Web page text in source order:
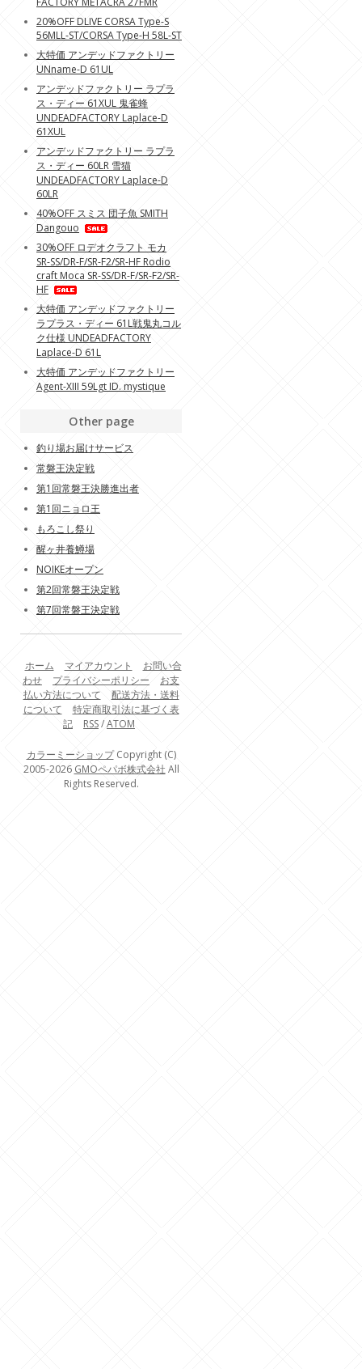
20%OFF DLIVE CORSA Type-S
56MLL-ST/CORSA Type-H 58L-ST
大特価 アンデッドファクトリー
UNname-D 61UL
アンデッドファクトリー ラプラ
ス・ディー 61XUL 鬼雀蜂
UNDEADFACTORY Laplace-D
61XUL
アンデッドファクトリー ラプラ
ス・ディー 60LR 雪猫
UNDEADFACTORY Laplace-D
60LR
40%OFF スミス 団子魚 SMITH
Dangouo
30%OFF ロデオクラフト モカ
SR-SS/DR-F/SR-F2/SR-HF Rodio
craft Moca SR-SS/DR-F/SR-F2/SR-
HF
大特価 アンデッドファクトリー
ラプラス・ディー 61L戦鬼丸コル
ク仕様 UNDEADFACTORY
Laplace-D 61L
大特価 アンデッドファクトリー
Agent-XIII 59Lgt ID. mystique
Other page
釣り場お届けサービス
常磐王決定戦
第1回常磐王決勝進出者
第1回ニョロ王
もろこし祭り
醒ヶ井養鱒場
NOIKEオープン
第2回常磐王決定戦
第7回常磐王決定戦
ホーム マイアカウント
お問い合
わせ
プライバシーポリシー
お支
払い方法について
配送方法・送料
について
特定商取引法に基づく表
記
RSS/ATOM
カラーミーショップCopyright (C)
2005-2026 GMOペパボ株式会社 All
Rights Reserved.